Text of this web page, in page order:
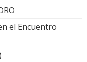
el Encuentro